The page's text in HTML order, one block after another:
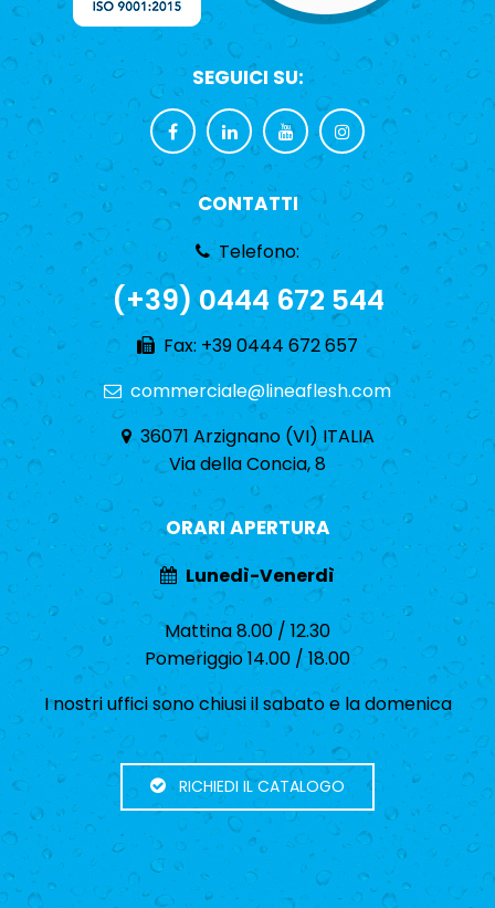
SEGUICI SU:
CONTATTI
Telefono:
(+39) 0444 672 544
Fax: +39 0444 672 657
commerciale@lineaflesh.com
36071 Arzignano (VI) ITALIA
Via della Concia, 8
ORARI APERTURA
Lunedì-Venerdì
Mattina 8.00 / 12.30
Pomeriggio 14.00 / 18.00
I nostri uffici sono chiusi il sabato e la domenica
RICHIEDI IL CATALOGO